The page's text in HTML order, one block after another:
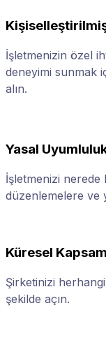
İşletmenizin özel
deneyimi sunmak
alın.
Yasal
İşletmenizi
düzenlemelere ve
Küresel
Şirketinizi
şekilde açın.